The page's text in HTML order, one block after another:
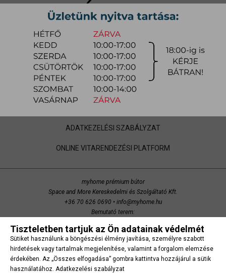
Tiszteletben tartjuk az Ön adatainak védelmét
Sütiket használunk a böngészési élmény javítása, személyre szabott
hirdetések vagy tartalmak megjelenítése, valamint a forgalom elemzése
érdekében. Az „Összes elfogadása” gombra kattintva hozzájárul a sütik
használatához. Adatkezelési szabályzat
VÁSÁRLÁS MENETE
KAPCSOLAT
ÁSZF
ADATKEZELÉSI SZABÁLYZAT
ONLINE VITARENDEZÉSI PLATFORM
myhome prémium bútor
Space and More Kereskedelmi és Szolgáltató Kft.
+36 70 626 0690 • info@myhome.hu
Bemutató terem:
copyright 2014 Space and More. minden jog fenntartva.
Süti beállítások